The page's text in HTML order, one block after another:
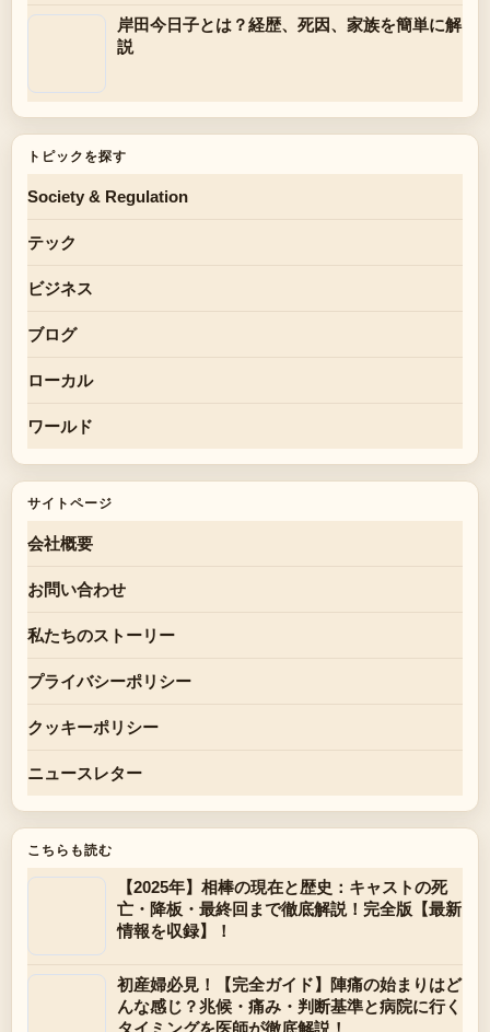
岸田今日子とは？経歴、死因、家族を簡単に解
説
トピックを探す
Society & Regulation
テック
ビジネス
ブログ
ローカル
ワールド
サイトページ
会社概要
お問い合わせ
私たちのストーリー
プライバシーポリシー
クッキーポリシー
ニュースレター
こちらも読む
【2025年】相棒の現在と歴史：キャストの死
亡・降板・最終回まで徹底解説！完全版【最新
情報を収録】！
初産婦必見！【完全ガイド】陣痛の始まりはど
んな感じ？兆候・痛み・判断基準と病院に行く
タイミングを医師が徹底解説！